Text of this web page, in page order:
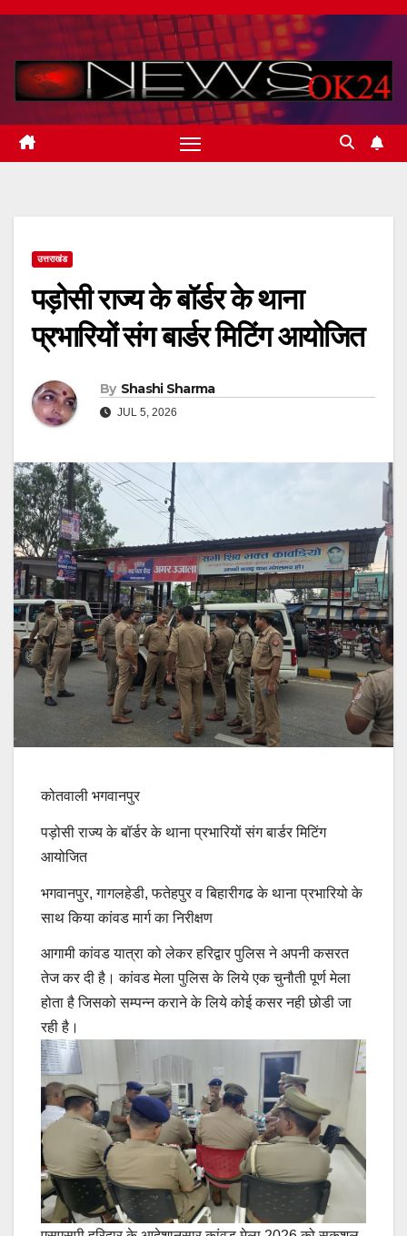
Skip
content
उत्तराखंड
पड़ोसी राज्य के बॉर्डर के थाना
प्रभारियों संग बार्डर मिटिंग आयोजित
By Shashi Sharma
JUL 5, 2026
कोतवाली भगवानपुर
पड़ोसी राज्य के बॉर्डर के थाना प्रभारियों संग बार्डर मिटिंग
आयोजित
भगवानपुर, गागलहेडी, फतेहपुर व बिहारीगढ के थाना प्रभारियो के
साथ किया कांवड मार्ग का निरीक्षण
आगामी कांवड यात्रा को लेकर हरिद्वार पुलिस ने अपनी कसरत
तेज कर दी है। कांवड मेला पुलिस के लिये एक चुनौती पूर्ण मेला
होता है जिसको सम्पन्न कराने के लिये कोई कसर नही छोडी जा
रही है।